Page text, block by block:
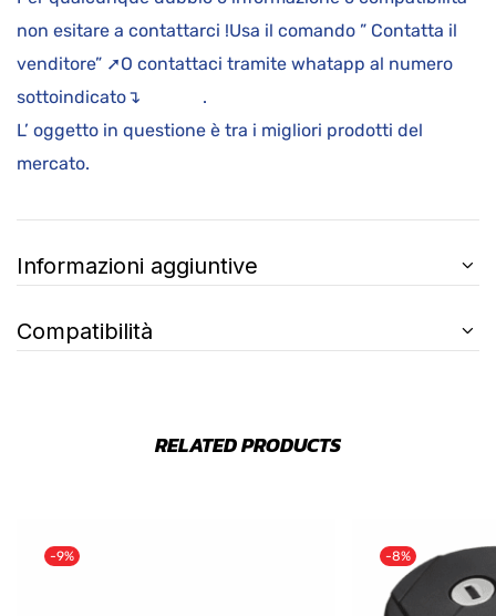
non esitare a contattarci !Usa il comando ” Contatta il
venditore” ➚O contattaci tramite whatapp al numero
sottoindicato↴ .
L’ oggetto in questione è tra i migliori prodotti del
mercato.
Informazioni aggiuntive
Compatibilità
RELATED PRODUCTS
-9% -8%